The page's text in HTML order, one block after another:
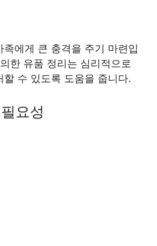
에게 큰 충격을 주기 마련입
한 유품 정리는 심리적으로
할 수 있도록 도움을 줍니다.
요성